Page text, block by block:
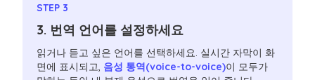
STEP 3
3. 번역 언어를 설정하세요
읽거나 듣고 싶은 언어를 선택하세요. 실시간 자막이 화
면에 표시되고, 음성 통역(voice-to-voice)이 모두가